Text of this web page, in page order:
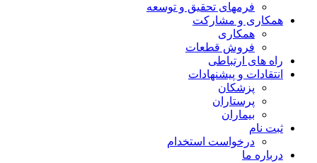
فرمهای تحقیق و توسعه
همکاری و مشارکت
همکاری
فروش قطعات
راه های ارتباطی
انتقادات و پيشنهادات
پزشكان
پرستاران
بيماران
ثبت نام
درخواست استخدام
درباره ما